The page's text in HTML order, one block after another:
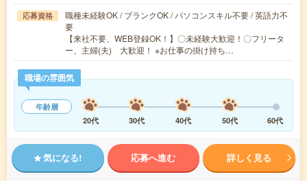
応募資格
職種未経験OK / ブランクOK / パソコンスキル不要 / 英語力不
要
【来社不要、WEB登録OK！】〇未経験大歓迎！〇フリータ
ー、主婦(夫) 大歓迎！ ※お仕事の掛け持ち…
職場の雰囲気
年齢層
20代
30代 40代 50代 60代
気になる! 応募へ進む 詳しく見る